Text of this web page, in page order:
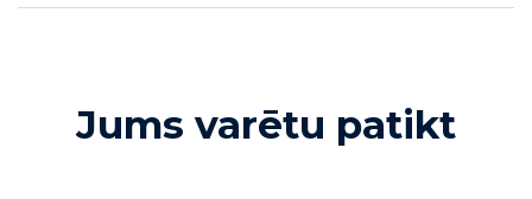
Jums varētu patikt